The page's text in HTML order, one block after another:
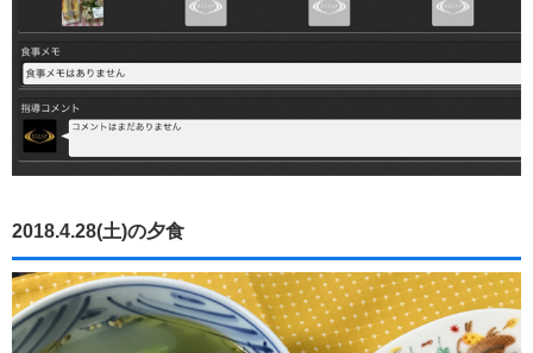
2018.4.28(土)の夕食